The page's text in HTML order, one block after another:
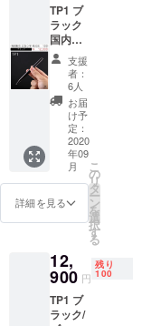
TP1 ブ
ラック
国内送
料/税込
み 支援
者：
6人
お届
け予
定：
2020
年09
月
詳細を見る
こ
の
リ
タ
ー
ン
を
選
択
す
る
12,
900 円
残り
100
TP1 ブ
ラック/